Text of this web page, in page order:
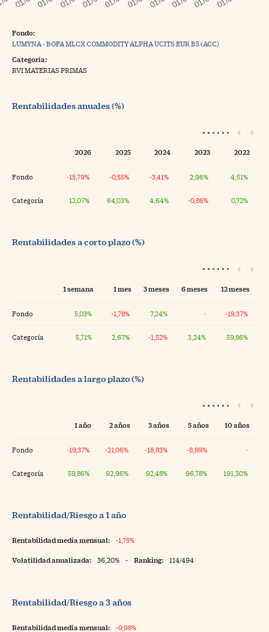
Fondo:
LUMYNA - BOFA MLCX COMMODITY ALPHA UCITS EUR B5 (ACC)
Categoría:
RVI MATERIAS PRIMAS
Rentabilidades anuales (%)
2026 2025 2024 2023 2022
Fondo -15,79% -0,55% -3,41% 2,96% 4,51%
Categoría 12,07% 64,03% 4,64% -0,86% 0,72%
Rentabilidades a corto plazo (%)
1 semana 1 mes 3 meses 6 meses 12 meses
Fondo 5,03% -1,78% 7,24% · -19,37%
Categoría 5,71% 2,67% -1,52% 3,24% 59,86%
Rentabilidades a largo plazo (%)
1 año 2 años 3 años 5 años 10 años
Fondo -19,37% -21,06% -18,83% -8,89% ·
Categoría 59,86% 92,96% 92,48% 96,78% 191,30%
Rentabilidad/Riesgo a 1 año
Rentabilidad media mensual: -1,75%
Volatilidad anualizada: 36,20% - Ranking: 114/494
Rentabilidad/Riesgo a 3 años
Rentabilidad media mensual: -0,98%